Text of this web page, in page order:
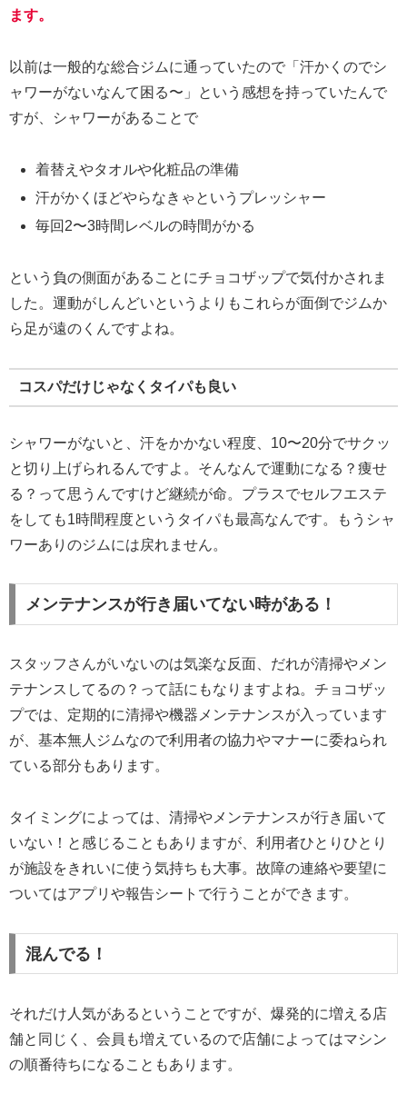
ます。
以前は一般的な総合ジムに通っていたので「汗かくのでシ
ャワーがないなんて困る〜」という感想を持っていたんで
すが、シャワーがあることで
着替えやタオルや化粧品の準備
汗がかくほどやらなきゃというプレッシャー
毎回2〜3時間レベルの時間がかる
という負の側面があることにチョコザップで気付かされま
した。運動がしんどいというよりもこれらが面倒でジムか
ら足が遠のくんですよね。
コスパだけじゃなくタイパも良い
シャワーがないと、汗をかかない程度、10〜20分でサクッ
と切り上げられるんですよ。そんなんで運動になる？痩せ
る？って思うんですけど継続が命。プラスでセルフエステ
をしても1時間程度というタイパも最高なんです。もうシャ
ワーありのジムには戻れません。
メンテナンスが行き届いてない時がある！
スタッフさんがいないのは気楽な反面、だれが清掃やメン
テナンスしてるの？って話にもなりますよね。チョコザッ
プでは、定期的に清掃や機器メンテナンスが入っています
が、基本無人ジムなので利用者の協力やマナーに委ねられ
ている部分もあります。
タイミングによっては、清掃やメンテナンスが行き届いて
いない！と感じることもありますが、利用者ひとりひとり
が施設をきれいに使う気持ちも大事。故障の連絡や要望に
ついてはアプリや報告シートで行うことができます。
混んでる！
それだけ人気があるということですが、爆発的に増える店
舗と同じく、会員も増えているので店舗によってはマシン
の順番待ちになることもあります。